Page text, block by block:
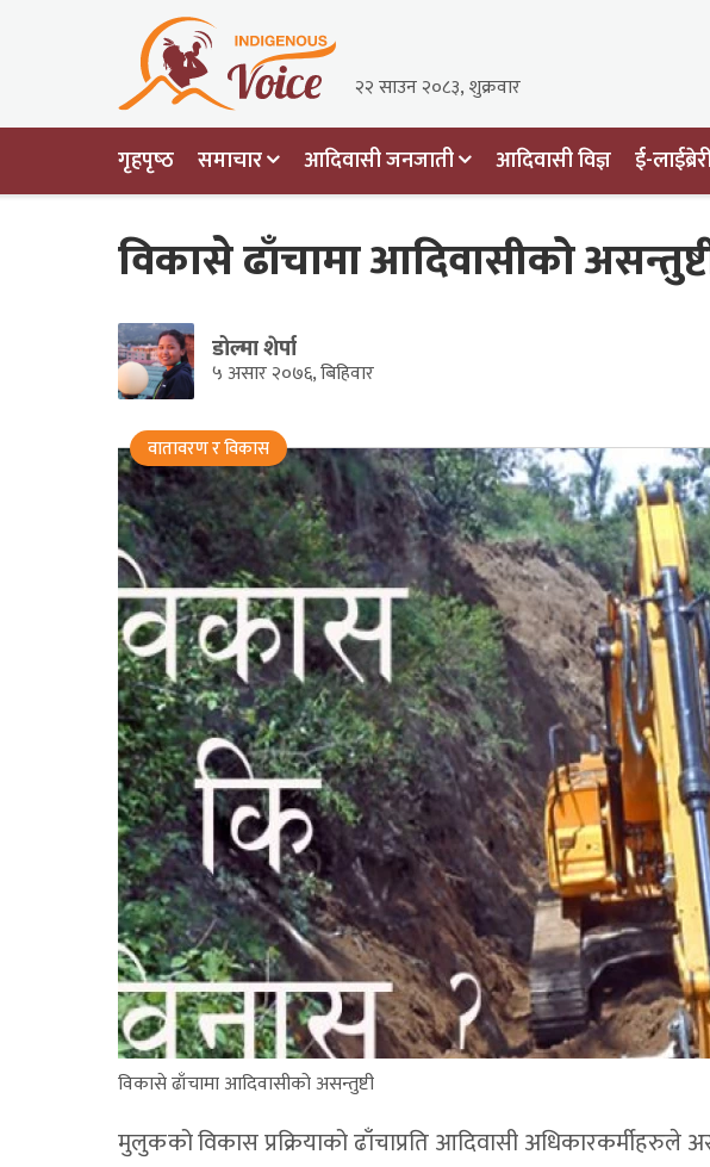
२२ साउन २०८३, शुक्रवार
गृहपृष्‍ठ समाचार आदिवासी जनजाती आदिवासी विज्ञ ई-
विकासे ढाँचामा आदिवासीको
डोल्मा शेर्पा
५ असार २०७६, बिहिवार
वातावरण र विकास
विकासे ढाँचामा आदिवासीको असन्तुष्टी
मुलुकको विकास प्रक्रियाको ढाँचाप्रति आदिवासी अधिकारकर्मीहरुले